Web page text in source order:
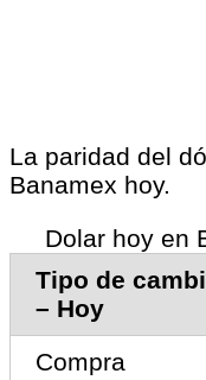
La paridad del
Banamex hoy.
Dolar hoy en
Tipo de
– Hoy
Compra